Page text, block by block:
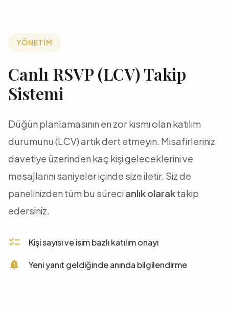
YÖNETİM
Canlı RSVP (LCV) Takip
Sistemi
Düğün planlamasının en zor kısmı olan katılım
durumunu (LCV) artık dert etmeyin. Misafirleriniz
davetiye üzerinden kaç kişi geleceklerini ve
mesajlarını saniyeler içinde size iletir. Siz de
panelinizden tüm bu sürecianlık olaraktakip
edersiniz.
checklist Kişi sayısı ve isim bazlı katılım onayı
notification_important Yeni yanıt geldiğinde anında bilgilendirme